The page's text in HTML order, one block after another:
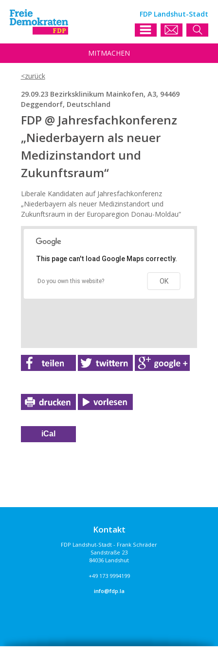
FDP Landshut-Stadt
MITMACHEN
29.09.23 Bezirksklinikum Mainkofen, A3, 94469
Deggendorf, Deutschland
FDP @ Jahresfachkonferenz
„Niederbayern als neuer
Medizinstandort und
Zukunftsraum“
Liberale Kandidaten auf Jahresfachkonferenz
„Niederbayern als neuer Medizinstandort und
Zukunftsraum in der Europaregion Donau-Moldau“
This page can't load Google Maps correctly.
Do you own this website? OK
iCal
Kontakt
FDP Landshut-Stadt - Frank Schräder
Sandstraße 23
84036 Landshut
+49 173 9994199
info@fdp.la